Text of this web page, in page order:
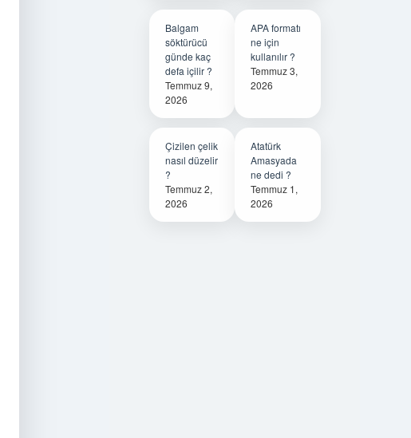
Balgam
söktürücü
günde kaç
defa içilir ?
Temmuz 9,
2026
APA formatı
ne için
kullanılır ?
Temmuz 3,
2026
Çizilen çelik
nasıl düzelir
?
Temmuz 2,
2026
Atatürk
Amasyada
ne dedi ?
Temmuz 1,
2026